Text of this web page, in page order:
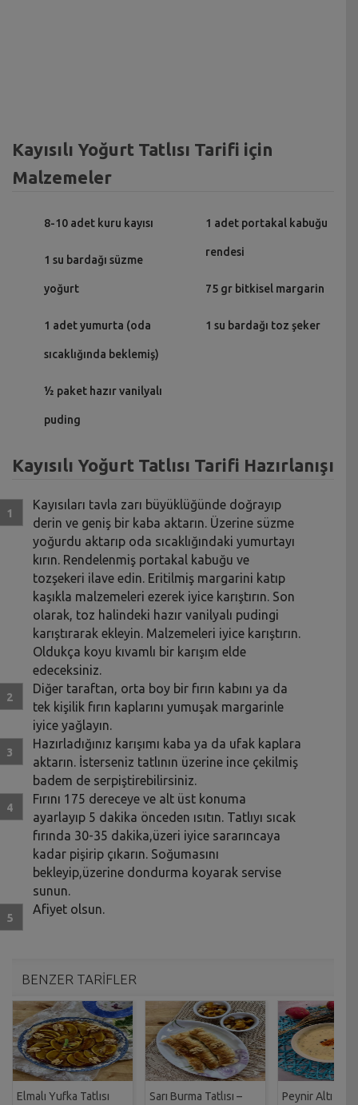
Kayısılı Yoğurt Tatlısı Tarifi için
Malzemeler
8-10 adet kuru kayısı
1 su bardağı süzme
yoğurt
1 adet yumurta (oda
sıcaklığında beklemiş)
½ paket hazır vanilyalı
puding
1 adet portakal kabuğu
rendesi
75 gr bitkisel margarin
1 su bardağı toz şeker
Kayısılı Yoğurt Tatlısı Tarifi Hazırlanışı
Kayısıları tavla zarı büyüklüğünde doğrayıp
derin ve geniş bir kaba aktarın. Üzerine süzme
yoğurdu aktarıp oda sıcaklığındaki yumurtayı
kırın. Rendelenmiş portakal kabuğu ve
tozşekeri ilave edin. Eritilmiş margarini katıp
kaşıkla malzemeleri ezerek iyice karıştırın. Son
olarak, toz halindeki hazır vanilyalı pudingi
karıştırarak ekleyin. Malzemeleri iyice karıştırın.
Oldukça koyu kıvamlı bir karışım elde
edeceksiniz.
Diğer taraftan, orta boy bir fırın kabını ya da
tek kişilik fırın kaplarını yumuşak margarinle
iyice yağlayın.
Hazırladığınız karışımı kaba ya da ufak kaplara
aktarın. İsterseniz tatlının üzerine ince çekilmiş
badem de serpiştirebilirsiniz.
Fırını 175 dereceye ve alt üst konuma
ayarlayıp 5 dakika önceden ısıtın. Tatlıyı sıcak
fırında 30-35 dakika,üzeri iyice sararıncaya
kadar pişirip çıkarın. Soğumasını
bekleyip,üzerine dondurma koyarak servise
sunun.
Afiyet olsun.
BENZER TARİFLER
Elmalı Yufka Tatlısı
Sarı Burma Tatlısı –
Peynir Altı